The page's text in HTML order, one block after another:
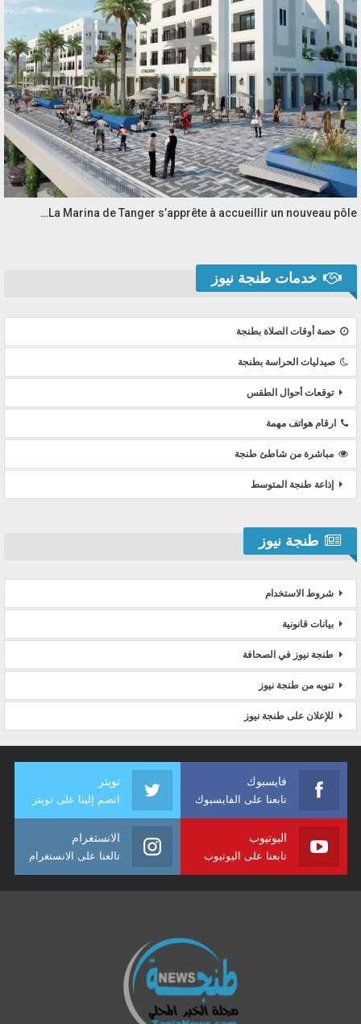
La Marina de Tanger s’apprête à accueillir un nouveau pôle…
خدمات طنجة نيوز
حصة أوقات الصلاة بطنجة
صيدليات الحراسة بطنجة
توقعات أحوال الطقس
ارقام هواتف مهمة
مباشرة من شاطئ طنجة
إذاعة طنجة المتوسط
طنجة نيوز
شروط الاستخدام
بيانات قانونية
طنجة نيوز في الصحافة
تنويه من طنجة نيوز
للإعلان على طنجة نيوز
فايسبوك
تابعنا على الفايسبوك
تويتر
انضم إلينا على تويتر
اليوتيوب
تابعنا على اليوتيوب
الانستغرام
تالعنا على الانستغرام